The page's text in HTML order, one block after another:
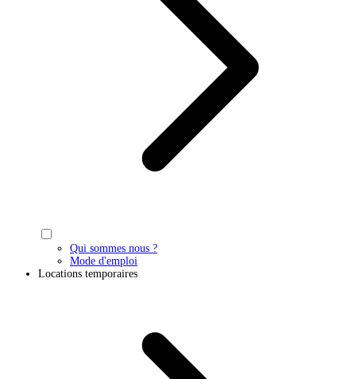
Qui sommes nous ?
Mode d'emploi
Locations temporaires